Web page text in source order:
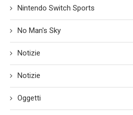
Nintendo Switch Sports
No Man's Sky
Notizie
Notizie
Oggetti